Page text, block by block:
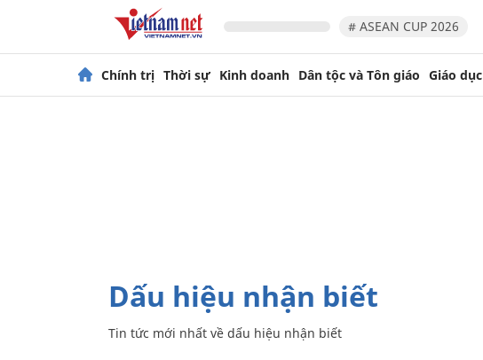
# ASEAN CUP 2026
Chính trị Thời sự Kinh doanh Dân tộc và Tôn giáo Giáo dục
dấu hiệu nhận biết
Tin tức mới nhất về dấu hiệu nhận biết